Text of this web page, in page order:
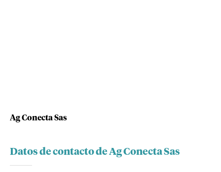
Ag Conecta Sas
Datos de contacto de Ag Conecta Sas